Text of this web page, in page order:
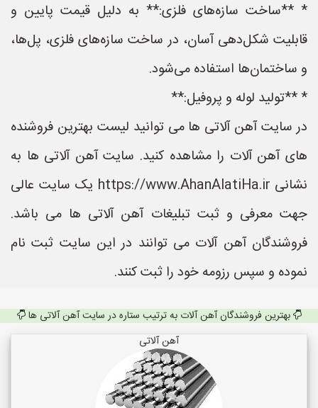
* **ساخت سازه‌های فلزی:** به دلیل قیمت پایین و
قابلیت شکل‌دهی آسان، در ساخت سازه‌های فلزی، پل‌ها،
و ساختمان‌ها استفاده می‌شود.
* **تولید لوله و پروفیل:**
در سایت آهن آلاتی ها می توانید لیست بهترین فروشنده
های آهن آلات را مشاهده کنید. سایت آهن آلاتی ها به
نشانی https://www.AhanAlatiHa.ir یک سایت عالی
جهت معرفی و ثبت تبلیغات آهن آلاتی ها می باشد.
فروشندگان آهن آلات می توانند در این سایت ثبت نام
نموده و سپس رزومه خود را ثبت کنند.
بهترین فروشندگان آهن آلات به ترتیب ستاره در سایت آهن آلاتی ها
آهن آلاتی